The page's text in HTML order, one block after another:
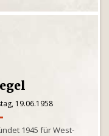
19.06.1958
1945 für West-